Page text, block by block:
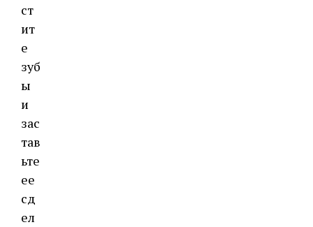
ст
ит
е
зуб
ы
и
зас
тав
ьте
ее
сд
ел